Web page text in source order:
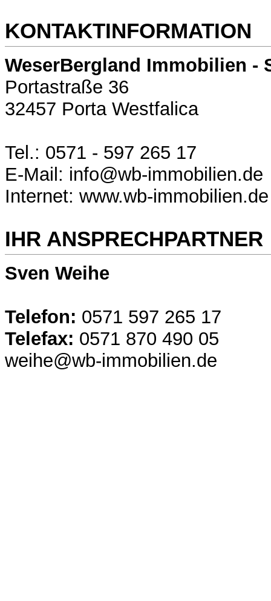
KONTAKTINFORMATION
WeserBergland Immobilien -
Portastraße 36
32457 Porta Westfalica
Tel.: 0571 - 597 265 17
E-Mail: info@wb-immobilien.de
Internet: www.wb-immobilien.de
IHR ANSPRECHPARTNER
Sven Weihe
Telefon: 0571 597 265 17
Telefax: 0571 870 490 05
weihe@wb-immobilien.de